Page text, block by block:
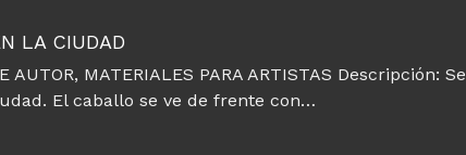
LA CIUDAD
AUTOR, MATERIALES PARA ARTISTAS Descripción: Se
El caballo se ve de frente con…